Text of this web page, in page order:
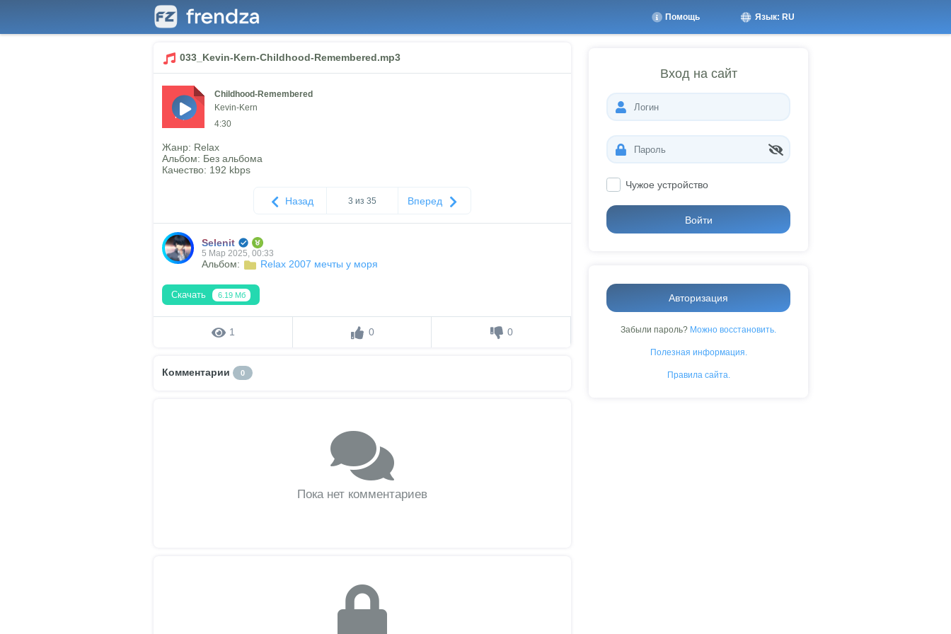
Язык: RU
Помощь
033_Kevin-Kern-Childhood-Remembered.mp3
mp3
Childhood-Remembered
Kevin-Kern
4:30
Жанр: Relax
Альбом: Без альбома
Качество: 192 kbps
Назад 3 из 35 Вперед
Selenit
5 Мар 2025, 00:33
Альбом: Relax 2007 мечты у моря
Скачать 6.19 Мб
1 0 0
Комментарии 0
Пока нет комментариев
Вход на сайт
Чужое устройство
Войти
Авторизация
Забыли пароль? Можно восстановить.
Полезная информация.
Правила сайта.